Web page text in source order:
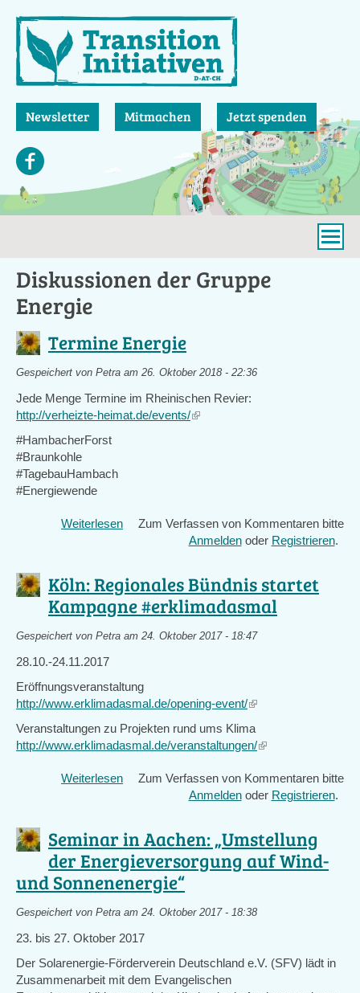
zum
Inhalt
Newsletter Mitmachen Jetzt spenden
Diskussionen der Gruppe
Energie
Termine Energie
Gespeichert von Petra am 26. Oktober 2018 - 22:36
Jede Menge Termine im Rheinischen Revier:
http://verheizte-heimat.de/events/(link
#HambacherForst
#Braunkohle
#TagebauHambach
#Energiewende
Weiterlesen überZum Verfassen von Kommentaren bitte
Anmeldenoder Registrieren.
Köln: Regionales Bündnis startet
Kampagne #erklimadasmal
Gespeichert von Petra am 24. Oktober 2017 - 18:47
28.10.-24.11.2017
Eröffnungsveranstaltung
http://www.erklimadasmal.de/opening-event/(link
external)
Veranstaltungen zu Projekten rund ums Klima
http://www.erklimadasmal.de/veranstaltungen/(link
external)
Weiterlesen über
startet
Kampagne
#erklimadasmal
Zum Verfassen von Kommentaren bitte
Anmeldenoder Registrieren.
Seminar in Aachen: „Umstellung
der Energieversorgung auf Wind-
und Sonnenenergie“
Gespeichert von Petra am 24. Oktober 2017 - 18:38
23. bis 27. Oktober 2017
Der Solarenergie-Förderverein Deutschland e.V. (SFV) lädt in
Zusammenarbeit mit dem Evangelischen